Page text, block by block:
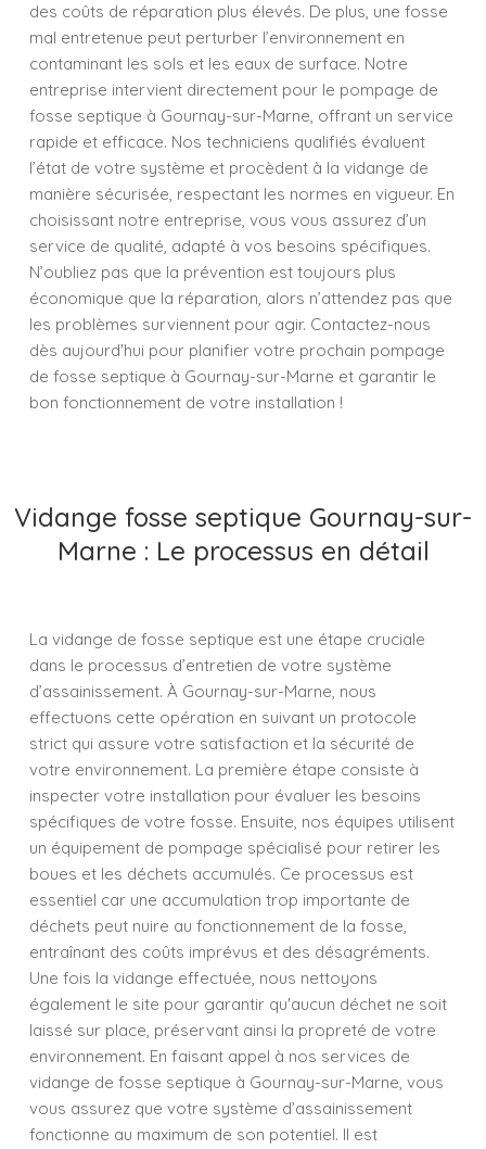
des coûts de réparation plus élevés. De plus, une fosse
mal entretenue peut perturber l’environnement en
contaminant les sols et les eaux de surface. Notre
entreprise intervient directement pour le pompage de
fosse septique à Gournay-sur-Marne, offrant un service
rapide et efficace. Nos techniciens qualifiés évaluent
l’état de votre système et procèdent à la vidange de
manière sécurisée, respectant les normes en vigueur. En
choisissant notre entreprise, vous vous assurez d’un
service de qualité, adapté à vos besoins spécifiques.
N’oubliez pas que la prévention est toujours plus
économique que la réparation, alors n’attendez pas que
les problèmes surviennent pour agir. Contactez-nous
dès aujourd'hui pour planifier votre prochain pompage
de fosse septique à Gournay-sur-Marne et garantir le
bon fonctionnement de votre installation !
Vidange fosse septique Gournay-sur-
Marne : Le processus en détail
La vidange de fosse septique est une étape cruciale
dans le processus d’entretien de votre système
d’assainissement. À Gournay-sur-Marne, nous
effectuons cette opération en suivant un protocole
strict qui assure votre satisfaction et la sécurité de
votre environnement. La première étape consiste à
inspecter votre installation pour évaluer les besoins
spécifiques de votre fosse. Ensuite, nos équipes utilisent
un équipement de pompage spécialisé pour retirer les
boues et les déchets accumulés. Ce processus est
essentiel car une accumulation trop importante de
déchets peut nuire au fonctionnement de la fosse,
entraînant des coûts imprévus et des désagréments.
Une fois la vidange effectuée, nous nettoyons
également le site pour garantir qu'aucun déchet ne soit
laissé sur place, préservant ainsi la propreté de votre
environnement. En faisant appel à nos services de
vidange de fosse septique à Gournay-sur-Marne, vous
vous assurez que votre système d’assainissement
fonctionne au maximum de son potentiel. Il est